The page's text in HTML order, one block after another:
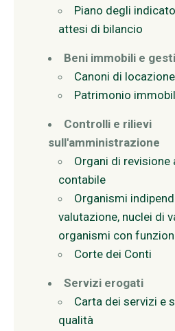
Piano degli
attesi di bilancio
Beni immobili e
Canoni di
Patrimonio
Controlli e rilievi
sull'amministrazione
Organi di
contabile
Organismi
valutazione, nuclei di
organismi con
Corte dei Conti
Servizi erogati
Carta dei servizi e
qualità